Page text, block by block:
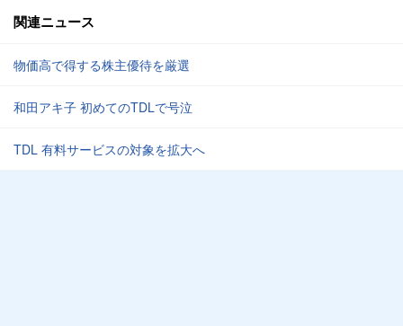
関連ニュース
物価高で得する株主優待を厳選
和田アキ子 初めてのTDLで号泣
TDL 有料サービスの対象を拡大へ